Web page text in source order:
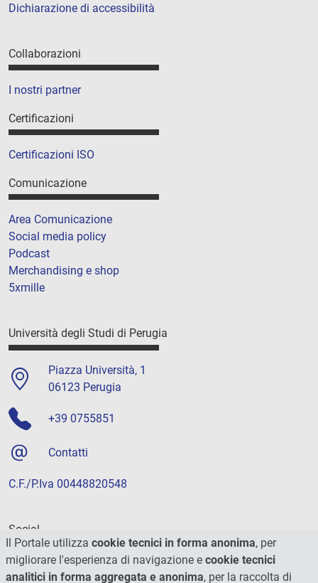
Dichiarazione di accessibilità
Collaborazioni
I nostri partner
Certificazioni
Certificazioni ISO
Comunicazione
Area Comunicazione
Social media policy
Podcast
Merchandising e shop
5xmille
Università degli Studi di Perugia
Piazza Università, 1
06123 Perugia
+39 0755851
Contatti
C.F./P.Iva 00448820548
Social
Il Portale utilizza cookie tecnici in forma anonima, per
migliorare l'esperienza di navigazione e cookie tecnici
analitici in forma aggregata e anonima, per la raccolta di